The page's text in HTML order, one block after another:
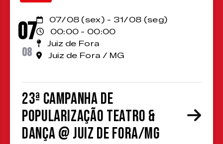
07
08
07/08 (sex) - 31/08 (seg)
00:00 - 00:00
Juiz de Fora
Juiz de Fora / MG
23ª Campanha de
Popularização Teatro &
Dança @ Juiz de Fora/MG